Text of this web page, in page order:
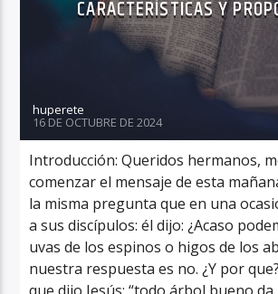
CARACTERÍSTICAS Y
huperete
16 DE OCTUBRE DE 2024
Introducción: Queridos hermanos,
comenzar el mensaje de esta
la misma pregunta que en una
a sus discípulos: él dijo: ¿Acaso
uvas de los espinos o higos de los
nuestra respuesta es no. ¿Y por